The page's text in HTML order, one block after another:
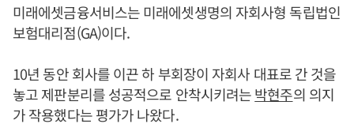
미래에셋금융서비스는 미래에셋생명의 자회사형 독립법인
보험대리점(GA)이다.
10년 동안 회사를 이끈 하 부회장이 자회사 대표로 간 것을
놓고 제판분리를 성공적으로 안착시키려는박현주의 의지
가 작용했다는 평가가 나왔다.